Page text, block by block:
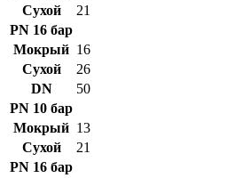
Сухой
21
PN 16 бар
Мокрый 16
Сухой
26
DN
50
PN 10 бар
Мокрый 13
Сухой
21
PN 16 бар